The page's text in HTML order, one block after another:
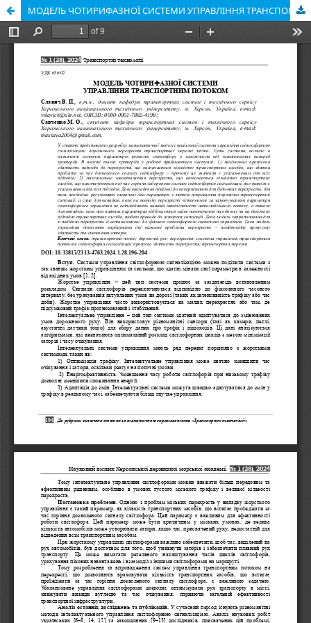
МОДЕЛЬ ЧОТИРИФАЗНОЇ СИСТЕМИ УПРАВЛІННЯ ТРАНСПОРТНИМ ПОТОКОМ